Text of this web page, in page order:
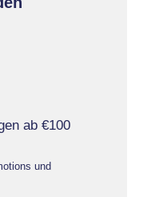
ab €100
und